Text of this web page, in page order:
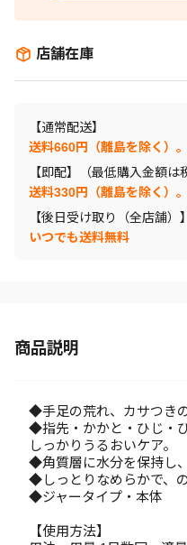
店舗在庫
【通常配送】
送料660円（離島を除く）
【即配】（最低購入金額は
送料330円（離島を除く）
【後日受け取り（全店舗）】
いつでも送料無料
商品説明
◆手足の荒れ、カサつきの
◆指先・かかと・ひじ・
しっかりうるおいケア。
◆角質層に水分を保持し
◆しっとりなめらかで、
◆ジャータイプ・本体
【使用方法】